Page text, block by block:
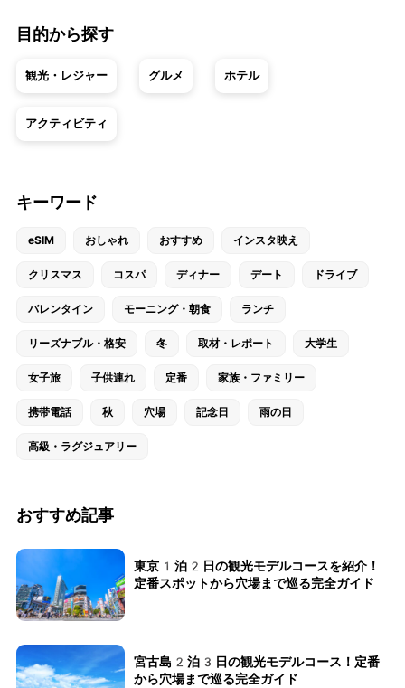
目的から探す
観光・レジャー グルメ ホテル
アクティビティ
キーワード
eSIM おしゃれ おすすめ インスタ映え
クリスマス コスパ ディナー デート ドライブ
バレンタイン モーニング・朝食 ランチ
リーズナブル・格安 冬 取材・レポート 大学生
女子旅 子供連れ 定番 家族・ファミリー
携帯電話 秋 穴場 記念日 雨の日
高級・ラグジュアリー
おすすめ記事
東京1泊2日の観光モデルコースを紹介！
定番スポットから穴場まで巡る完全ガイド
宮古島2泊3日の観光モデルコース！定番
から穴場まで巡る完全ガイド